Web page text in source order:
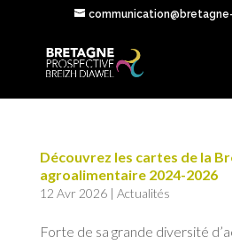
Découvrez les cartes de la
agroalimentaire 2024-2026
12 Avr 2026| Actualités
Forte de sa grande diversité